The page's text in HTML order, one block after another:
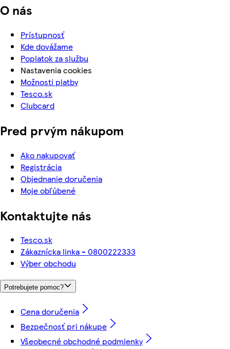
O nás
Prístupnosť
Kde dovážame
Poplatok za službu
Nastavenia cookies
Možnosti platby
Tesco.sk
Clubcard
Pred prvým nákupom
Ako nakupovať
Registrácia
Objednanie doručenia
Moje obľúbené
Kontaktujte nás
Tesco.sk
Zákaznícka linka - 0800222333
Výber obchodu
Potrebujete pomoc?
Cena doručenia
Bezpečnosť pri nákupe
Všeobecné obchodné podmienky